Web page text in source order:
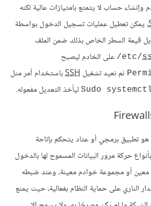
وإنشاء حساب لا يتمتع بامتيازات عالية لكنه
، يمكن تعطيل عمليات تسجيل الدخول بواسطة
قيمة السطر الخاص بذلك ضمن الملف
‎/etc/ على الخادم ليصبح
ثم نعيد تشغيل SSHباستخدام أمر مثل
Sudo ليأخذ التعديل مفعوله.
هو تطبيق برمجي أو عتاد يتحكم بإتاحة
حركة مرور البيانات المسموح لها بالدخول
أو مجموعة خوادم معينة، وعند ضبطه
الناري على حماية النظام بفعالية، حيث يمنع